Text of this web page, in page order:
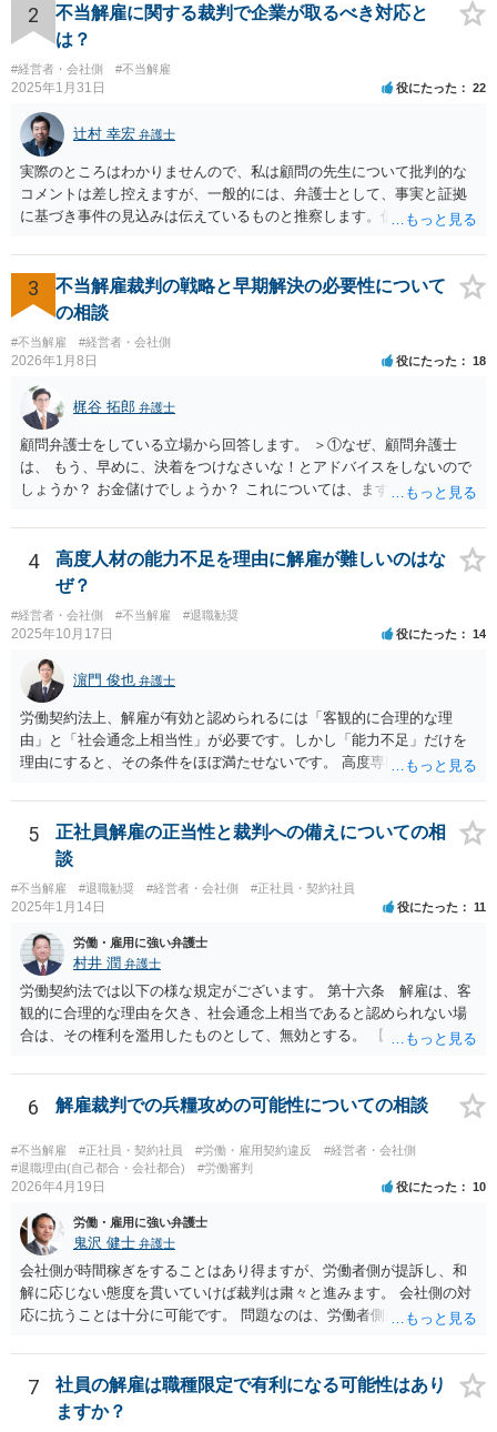
有効か無効かという点は能力不足の程度にもよりますが、顧問弁護士
の先生は具体的な事情を検討した上で能力不足の程度が解雇を有効と
するほどではないと判断されたのだと思います。 例えば、無断欠勤を
連続する、会社のお金を横領する等の場合には一発で解雇した場合で
も有効と判断されるケースも多いですが、たしかに能力不足のみの場
合はかなり解雇のハードルが高いと言わざるを得ません。 なお、懲戒
解雇の場合には、戒告、譴責、減給、出勤停止等解雇よりも軽い処分
を行い、改善を促したもののそれでも改善されない場合には解雇に踏
み切る等段階的に手順をい踏んだ場合は解雇が有効と判断される可能
性が高まります。 高度人材の中途社員だから直ちに解雇しやすいとい
うわけではありませんが、高度人材の中途社員の場合は雇用契約上、
相応に高い能力を求められているため能力不足か否かの判断が給与の
低い新卒の社員と比較すると厳格に判断される結果、解雇の有効性の
判断が比較的甘くなるという可能性はあると考えます。 もっとも、高
度人材の中途社員の場合でもやはり解雇のハードルは相応に高いもの
となります。 今回のようなリスクを避ける観点からは、会社側として
無期雇用契約ではなく有期雇用契約で募集する、試用期間付を設け
る、業務委託契約を検討するという方法もあり得るかと存じます。
（※業務委託契約を検討される場合は、運用面によっては実質的に雇
用契約関係であると判断されるリスクもありますので顧問弁護士の先
生にもご相談の上慎重にご判断ください。）
2
不当解雇に関する裁判で企業が取るべき対応と
は？
#経営者・会社側 #不当解雇
2025年1月31日 役にたった 22
辻村 幸宏 弁護士
実際のところはわかりませんので、私は顧問の先生について批判的な
コメントは差し控えますが、一般的には、弁護士として、事実と証拠
に基づき事件の見込みは伝えているものと推察します。仮に弁護士の
れを経営者自身が問題と感じていないのであれば、また、こちらにお
書きのような経営者のマインドからすれば、弁護士のせいではなく、
根本的には弁護士選び含めて経営者の判断であり、責任ではないかと
思います。実際、事件の見込みが芳しくないことやリスクをいくらお
伝えしても考えを変えていただけない経営者や依頼者はいますし、代
理人として説明説得を尽くしてもあくまで決めるのは依頼者ですか
ら、事件がうまくいかないことの責任は弁護士にあるわけではない、
ということも多いと思います。そのような場合、仕事をしていて心地
の良いものではないので自ら辞任を検討することもありますが、最終
的にはお分かりいただけるだろうと考えて続けることもあります。 ご
相談者さんが、今の弁護士さんの対応や方針に疑問を持ち、それによ
り経営者の考えが歪められ、このままでは会社がたち行かなくなると
懸念するのであれば、ご相談者さんが経営者に対してその旨を伝え、
考えを改められるよう進言なさってはいかがでしょうか。
3
不当解雇裁判の戦略と早期解決の必要性について
の相談
#不当解雇 #経営者・会社側
2026年1月8日 役にたった 18
梶谷 拓郎 弁護士
顧問弁護士をしている立場から回答します。 ＞①なぜ、顧問弁護士
は、 もう、早めに、決着をつけなさいな！とアドバイスをしないので
しょうか？ お金儲けでしょうか？ これについては、まず基本的に顧問
件を受任して遂行します。 そしてあなたの言う「早めに、決着をつけ
なさいな！」が意味するところは、「敗訴的和解」ということです
が、それには弁護士報酬はつきませんので、弁護士は確かに儲かりま
額してもらえるわけでもない他方で、弁護士報酬も期待できないた
め、むしろ他の事件処理ができないという意味で弁護士にも損害が増
すことはあっても、基本的に儲かることにはなりません。 控訴審で着
手金をもらうということはありますが、1回限りの関係ではなく顧問の
関係なので、あまり好ましい処理ではありません。 事件終了後、顧問
が切れる可能性があるからです。 つまり、弁護士は、儲かるためでは
なく、顧問会社のためにその意思（それこそ会社の現在及び今後の戦
略）を踏まえたうえで事件を遂行していると推測されます。 ＞②原告
は年俸が1200万円と高かったこともあり、復職を希望しております。
復職の気持ちを萎えさす意味で、ずるずると、裁判を引き延ばしてい
る作戦もあるのでしょうか？ 原告は、その年俸に執着があるというこ
とで復職の意思があるということであればなおさら、時間がかかった
からと言って復職の気持ちが萎えるということはあまりありません。
現在、原告的に勝ち筋の見通しが十分あるということであれば、バッ
クペイに対する期待から、萎える理由はまず見当たりません。 つまり
会社も原告の取下を狙っているという作戦の問題ではなく、上記、顧
問会社の意思の問題だと思われます。 ＞反論の書面も、矛盾だらけの
反論となっており、論理破綻もしており、もうダメです。担当役員の
言葉をそのまま、文章にしたのか、一貫したストーリー性もありませ
ん。 とありますが、代理人弁護士としては、事実経験者が述べたこと
4
高度人材の能力不足を理由に解雇が難しいのはな
ぜ？
#経営者・会社側 #不当解雇 #退職勧奨
2025年10月17日 役にたった 14
濵門 俊也 弁護士
労働契約法上、解雇が有効と認められるには「客観的に合理的な理
由」と「社会通念上相当性」が必要です。しかし「能力不足」だけを
理由にすると、その条件をほぼ満たせないです。 高度専門職であって
や配置転換などの改善措置を尽くした記録 を揃えないと、裁判所は
「合理的な解雇理由」とは認めないためです。 そのため、「能力不
足」で解雇を争われると、会社側が立証責任を果たせず、まず裁判に
勝てない（＝解雇無効と判断されやすい）のです。 ご質問者様のイメ
ージとは逆で、「高年俸・高度専門職だからこそ」、客観性・合理性
をより厳しく求められ、能力不足理由で解雇が認められるハードルは
むしろ高くなります。 中途の高度人材を能力不足で解雇するときは、
① 導入期の評価基準と実績の比較 ② 複数回にわたる注意・指導・教
育の実施 ③ 配置転換などほかの改善策の検討 などをしっかり記録し
ておかないと、解雇は無効とされる可能性が極めて高いです。
5
正社員解雇の正当性と裁判への備えについての相
談
#不当解雇 #退職勧奨 #経営者・会社側 #正社員・契約社員
2025年1月14日 役にたった 11
労働・雇用に強い弁護士
村井 潤 弁護士
労働契約法では以下の様な規定がございます。 第十六条 解雇は、客
観的に合理的な理由を欠き、社会通念上相当であると認められない場
合は、その権利を濫用したものとして、無効とする。 【ご質問１に対
ような命令を下し、それにどの様な逆らい方をしたのかによっては、
権利の濫用として解雇が無効とされる恐れはあると思います。 【ご質
は判断が難しいと思います。 経営上整理解雇の必要がある際の場合と
は事案が異なると思われます。 【ご質問３に対して】 「協調性のな
さ」＝能力不足ということにもならない様に思います。 指導や面談も
なく解雇ちうことをされたのでしたら、反省するチャンスも与えなか
ったと評価されることになろうかと思われます。 以上、ご質問が簡略
ですので、一般論的な私見としてお答えします。 ご参考になさって下
さい。
6 解雇裁判での兵糧攻めの可能性についての相談
#不当解雇 #正社員・契約社員 #労働・雇用契約違反
#経営者・会社側
#退職理由(自己都合・会社都合)
#労働審判
2026年4月19日 役にたった 10
労働・雇用に強い弁護士
鬼沢 健士 弁護士
会社側が時間稼ぎをすることはあり得ますが、労働者側が提訴し、和
解に応じない態度を貫いていけば裁判は粛々と進みます。 会社側の対
応に抗うことは十分に可能です。 問題なのは、労働者側が「争わな
7
社員の解雇は職種限定で有利になる可能性はあり
ますか？